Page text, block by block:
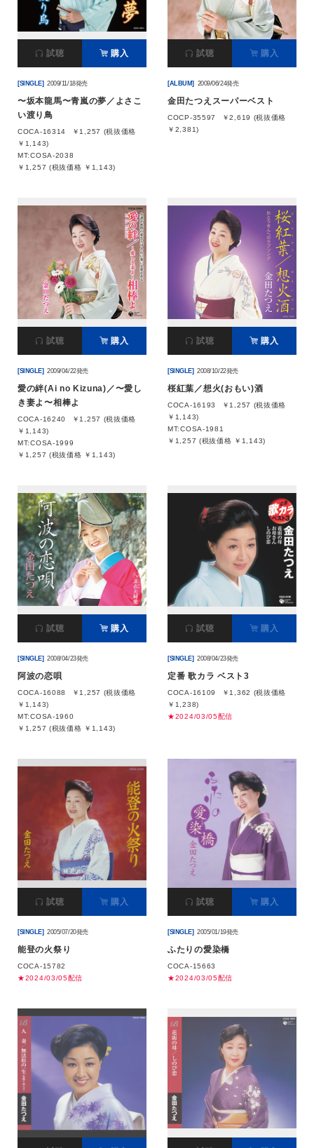
試聴 購入
[SINGLE] 2009/11/18発売
〜坂本龍馬〜青嵐の夢／よさこ
い渡り鳥
COCA-16314
￥1,257 (税抜価格
￥1,143)
MT:COSA-2038
￥1,257 (税抜価格 ￥1,143)
試聴 購入
[ALBUM] 2009/06/24発売
金田たつえスーパーベスト
COCP-35597
￥2,619 (税抜価格
￥2,381)
試聴 購入
[SINGLE] 2009/04/22発売
愛の絆(Ai no Kizuna)／〜愛し
き妻よ〜相棒よ
COCA-16240
￥1,257 (税抜価格
￥1,143)
MT:COSA-1999
￥1,257 (税抜価格 ￥1,143)
試聴 購入
[SINGLE] 2008/10/22発売
桜紅葉／想火(おもい)酒
COCA-16193
￥1,257 (税抜価格
￥1,143)
MT:COSA-1981
￥1,257 (税抜価格 ￥1,143)
試聴 購入
[SINGLE] 2008/04/23発売
阿波の恋唄
COCA-16088
￥1,257 (税抜価格
￥1,143)
MT:COSA-1960
￥1,257 (税抜価格 ￥1,143)
試聴 購入
[SINGLE] 2008/04/23発売
定番 歌カラ ベスト3
COCA-16109
￥1,362 (税抜価格
￥1,238)
★2024/03/05配信
試聴 購入
[SINGLE] 2005/07/20発売
能登の火祭り
COCA-15782
★2024/03/05配信
試聴 購入
[SINGLE] 2005/01/19発売
ふたりの愛染橋
COCA-15663
★2024/03/05配信